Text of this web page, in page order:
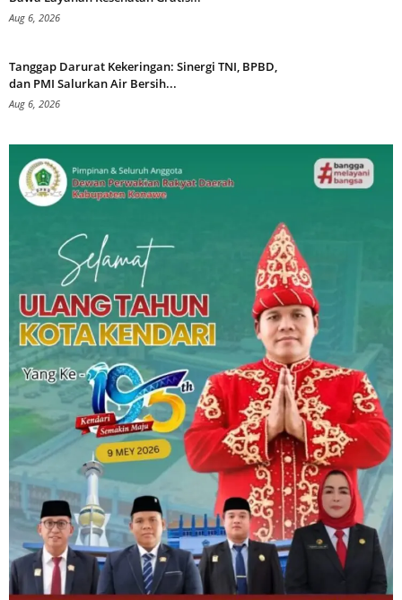
Aug 6, 2026
Tanggap Darurat Kekeringan: Sinergi TNI, BPBD,
dan PMI Salurkan Air Bersih...
Aug 6, 2026